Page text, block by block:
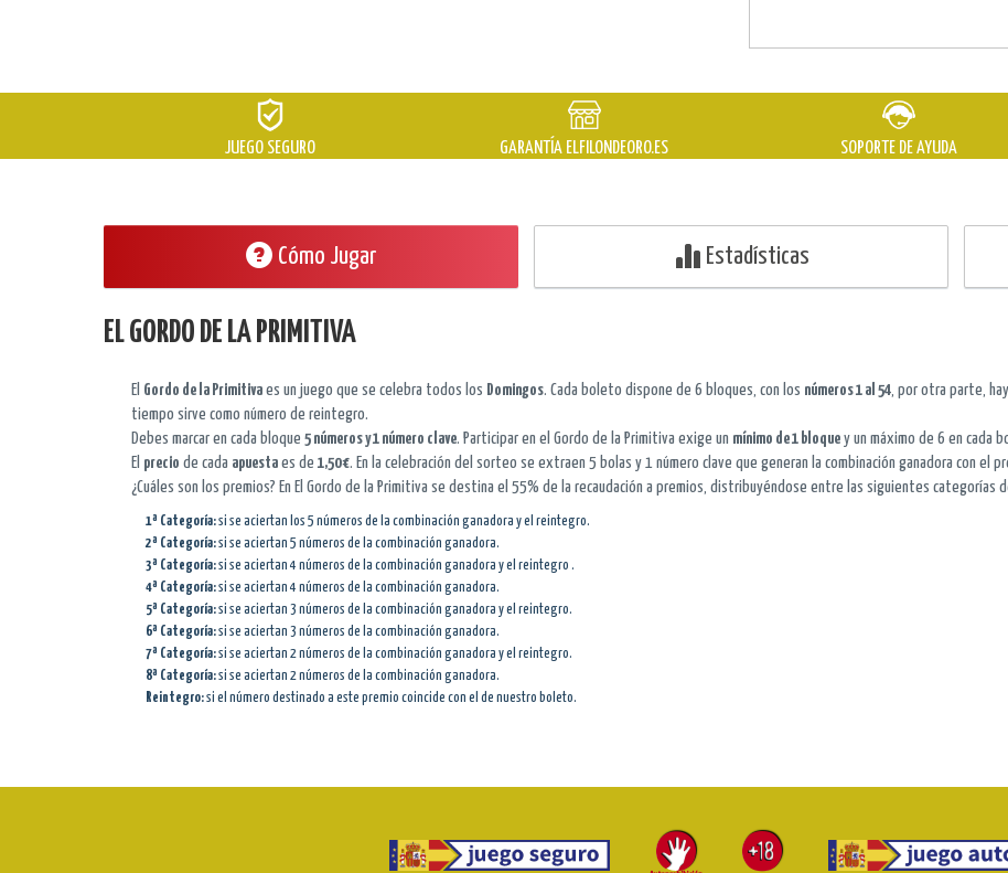
JUEGO SEGURO GARANTÍA ELFILONDEORO.ES SOPORTE DE AYUDA
Cómo Jugar Estadísticas
EL GORDO DE LA PRIMITIVA
El Gordo de la Primitiva es un juego que se celebra todos los Domingos. Cada boleto dispone de 6 bloques, con los números 1 al 54 , por otra parte,
tiempo sirve como número de reintegro.
Debes marcar en cada bloque 5 números y 1 número clave. Participar en el Gordo de la Primitiva exige un mínimo de 1 bloque y un máximo de 6 en cada
El precio de cada apuesta es de 1,50 €. En la celebración del sorteo se extraen 5 bolas y 1 número clave que generan la combinación ganadora con el
¿Cuáles son los premios? En El Gordo de la Primitiva se destina el 55% de la recaudación a premios, distribuyéndose entre las siguientes categorías
1ª Categoría:si se aciertan los 5 números de la combinación ganadora y el reintegro.
2ª Categoría:si se aciertan 5 números de la combinación ganadora.
3ª Categoría:si se aciertan 4 números de la combinación ganadora y el reintegro .
4ª Categoría:si se aciertan 4 números de la combinación ganadora.
5ª Categoría:si se aciertan 3 números de la combinación ganadora y el reintegro.
6ª Categoría:si se aciertan 3 números de la combinación ganadora.
7ª Categoría:si se aciertan 2 números de la combinación ganadora y el reintegro.
8ª Categoría:si se aciertan 2 números de la combinación ganadora.
Reintegro:si el número destinado a este premio coincide con el de nuestro boleto.